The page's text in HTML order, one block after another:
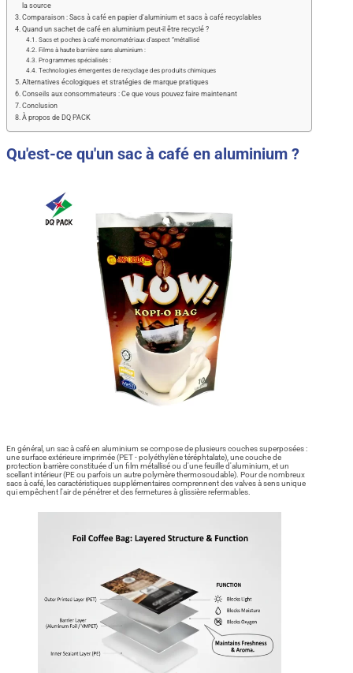
la source
Comparaison : Sacs à café en papier d'aluminium et sacs à café recyclables
Quand un sachet de café en aluminium peut-il être recyclé ?
Sacs et poches à café monomatériaux d'aspect “métallisé
Films à haute barrière sans aluminium :
Programmes spécialisés :
Technologies émergentes de recyclage des produits chimiques
Alternatives écologiques et stratégies de marque pratiques
Conseils aux consommateurs : Ce que vous pouvez faire maintenant
Conclusion
À propos de DQ PACK
Qu'est-ce qu'un sac à café en aluminium ?
En général, un sac à café en aluminium se compose de plusieurs couches superposées :
une surface extérieure imprimée (PET - polyéthylène téréphtalate), une couche de
protection barrière constituée d'un film métallisé ou d'une feuille d'aluminium, et un
scellant intérieur (PE ou parfois un autre polymère thermosoudable). Pour de nombreux
sacs à café, les caractéristiques supplémentaires comprennent des valves à sens unique
qui empêchent l'air de pénétrer et des fermetures à glissière refermables.